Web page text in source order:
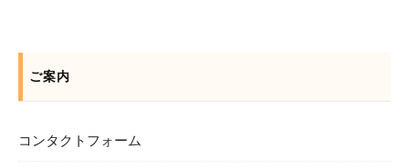
ご案内
コンタクトフォーム